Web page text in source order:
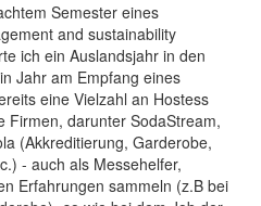
Semester eines
and sustainability
ich ein Auslandsjahr in den
Jahr am Empfang eines
eine Vielzahl an Hostess
Firmen, darunter SodaStream,
(Akkreditierung, Garderobe,
- auch als Messehelfer,
Erfahrungen sammeln (z.B bei